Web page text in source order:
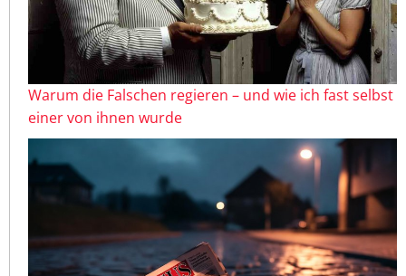
Warum die Falschen regieren – und wie ich fast selbst
einer von ihnen wurde